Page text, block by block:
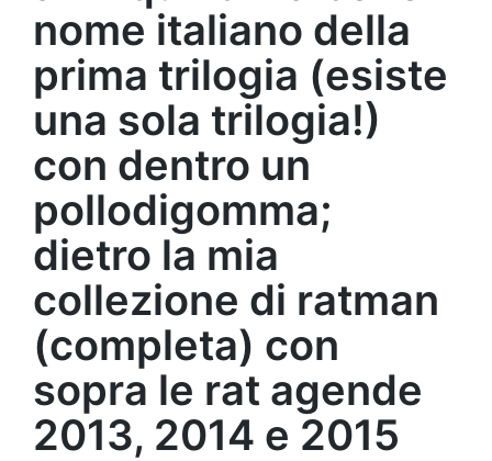
nome italiano della
prima trilogia (esiste
una sola trilogia!)
con dentro un
pollodigomma;
dietro la mia
collezione di ratman
(completa) con
sopra le rat agende
2013, 2014 e 2015